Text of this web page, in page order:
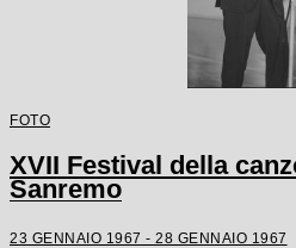
FOTO
XVII Festival della
Sanremo
23 GENNAIO 1967 - 28 GENNAIO 1967